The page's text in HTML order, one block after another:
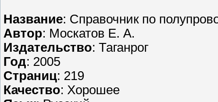
Название: Справочник по
Автор: Москатов Е. А.
Издательство: Таганрог
Год: 2005
Страниц: 219
Качество: Хорошее